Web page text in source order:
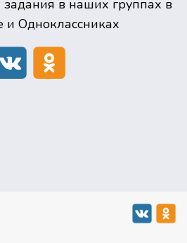
в наших группах в
и Одноклассниках